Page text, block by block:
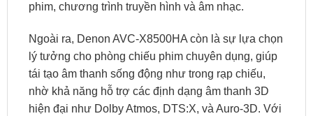
phim, chương trình truyền hình và âm nhạc.
Ngoài ra, Denon AVC-X8500HA còn là sự lựa chọn
lý tưởng cho phòng chiếu phim chuyên dụng, giúp
tái tạo âm thanh sống động như trong rạp chiếu,
nhờ khả năng hỗ trợ các định dạng âm thanh 3D
hiện đại như Dolby Atmos, DTS:X, và Auro-3D. Với